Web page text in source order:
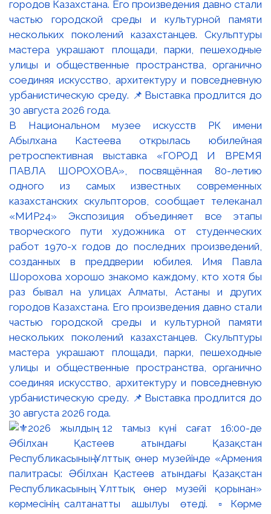
В Национальном музее искусств РК имени
Абылхана Кастеева открылась юбилейная
ретроспективная выставка «ГОРОД И ВРЕМЯ
ПАВЛА ШОРОХОВА», посвящённая 80-летию
одного из самых известных современных
казахстанских скульпторов, сообщает телеканал
«МИР24» Экспозиция объединяет все этапы
творческого пути художника от студенческих
работ 1970-х годов до последних произведений,
созданных в преддверии юбилея. Имя Павла
Шорохова хорошо знакомо каждому, кто хотя бы
раз бывал на улицах Алматы, Астаны и других
городов Казахстана. Его произведения давно стали
частью городской среды и культурной памяти
нескольких поколений казахстанцев. Скульптуры
мастера украшают площади, парки, пешеходные
улицы и общественные пространства, органично
соединяя искусство, архитектуру и повседневную
урбанистическую среду. 📌Выставка продлится до
30 августа 2026 года.